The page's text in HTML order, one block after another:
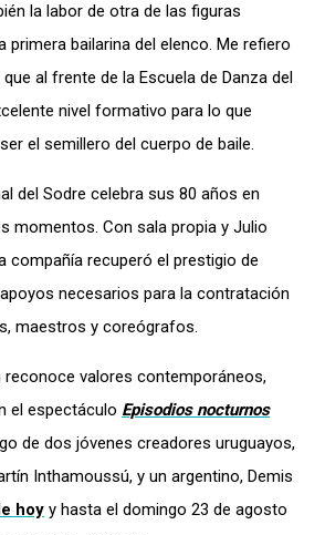
la labor de otra de las figuras
primera bailarina del elenco. Me refiero
al frente de la Escuela de Danza del
nivel formativo para lo que
el semillero del cuerpo de baile.
del Sodre celebra sus 80 años en
momentos. Con sala propia y Julio
compañía recuperó el prestigio de
necesarios para la contratación
maestros y coreógrafos.
valores contemporáneos,
el espectáculo Episodios nocturnos
de dos jóvenes creadores uruguayos,
Inthamoussú, y un argentino, Demis
hoy y hasta el domingo 23 de agosto